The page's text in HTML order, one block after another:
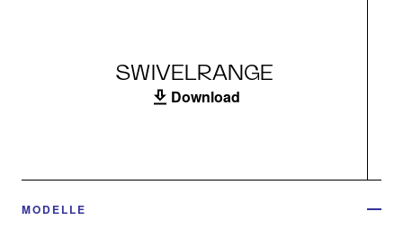
SWIVELRANGE
Download
MODELLE